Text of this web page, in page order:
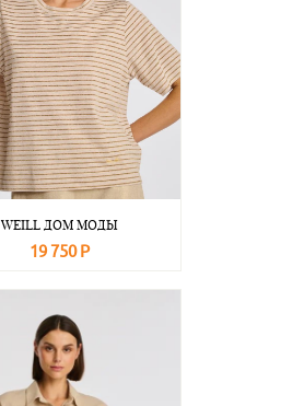
WEILL ДОМ МОДЫ
19 750 Р